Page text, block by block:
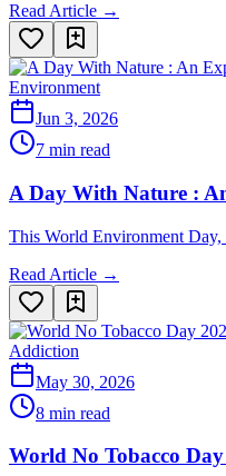
Read Article →
Environment
Jun 3, 2026
7 min read
A Day With Nature :
This World Environment Day,
Read Article →
Addiction
May 30, 2026
8 min read
World No Tobacco